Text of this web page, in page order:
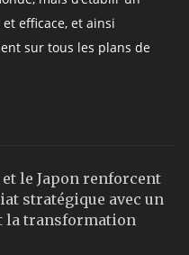
efficace, et ainsi
sur tous les plans de
le Japon renforcent
stratégique avec un
la transformation